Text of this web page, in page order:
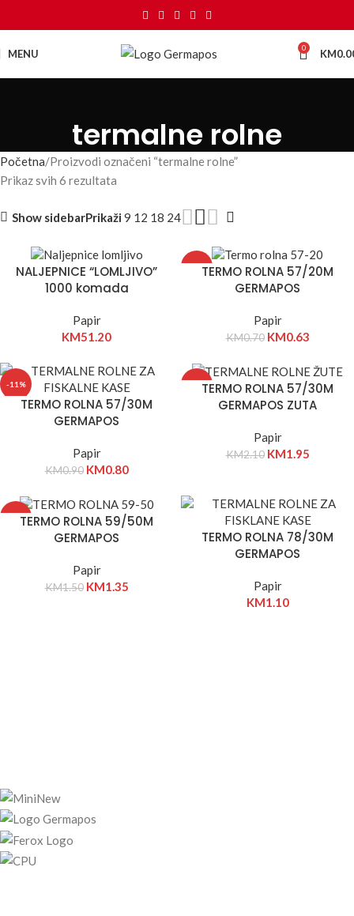
MENU 0 KM
termalne rolne
Početna Proizvodi označeni “termalne rolne”
Prikaz svih 6 rezultata
Show sidebarPrikaži 9 12 18 24
NALJEPNICE “LOMLJIVO”
1000 komada
Papir
KM51.20
-10%TERMO ROLNA 57/20M
GERMAPOS
Papir
KM0.70 KM0.63
-11%
TERMO ROLNA 57/30M
GERMAPOS
Papir
KM0.90 KM0.80
-7%TERMO ROLNA 57/30M
GERMAPOS ZUTA
Papir
KM2.10 KM1.95
-10%TERMO ROLNA 59/50M
GERMAPOS
Papir
KM1.50 KM1.35
TERMO ROLNA 78/30M
GERMAPOS
Papir
KM1.10